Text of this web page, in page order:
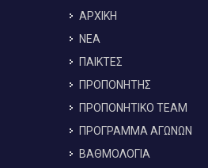
ΑΡΧΙΚΗ
ΝΕΑ
ΠΑΙΚΤΕΣ
ΠΡΟΠΟΝΗΤΗΣ
ΠΡΟΠΟΝΗΤΙΚΟ TEAM
ΠΡΟΓΡΑΜΜΑ ΑΓΩΝΩΝ
ΒΑΘΜΟΛΟΓΙΑ